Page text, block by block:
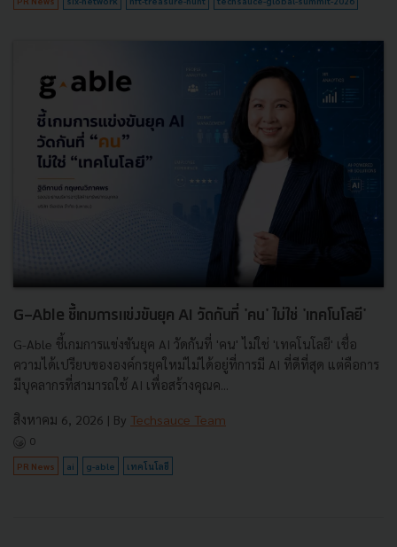
G-Able ชี้เกมการแข่งขันยุค AI วัดกันที่ 'คน' ไม่ใช่ 'เทคโนโลยี'
G-Able ชี้เกมการแข่งขันยุค AI วัดกันที่ 'คน' ไม่ใช่ 'เทคโนโลยี' เชื่อ
ความได้เปรียบขององค์กรยุคใหม่ไม่ได้อยู่ที่การมี AI ที่ดีที่สุด แต่คือการ
มีบุคลากรที่สามารถใช้ AI เพื่อสร้างคุณค...
สิงหาคม 6, 2026 | By Techsauce Team
0
PR News ai g-able เทคโนโลยี